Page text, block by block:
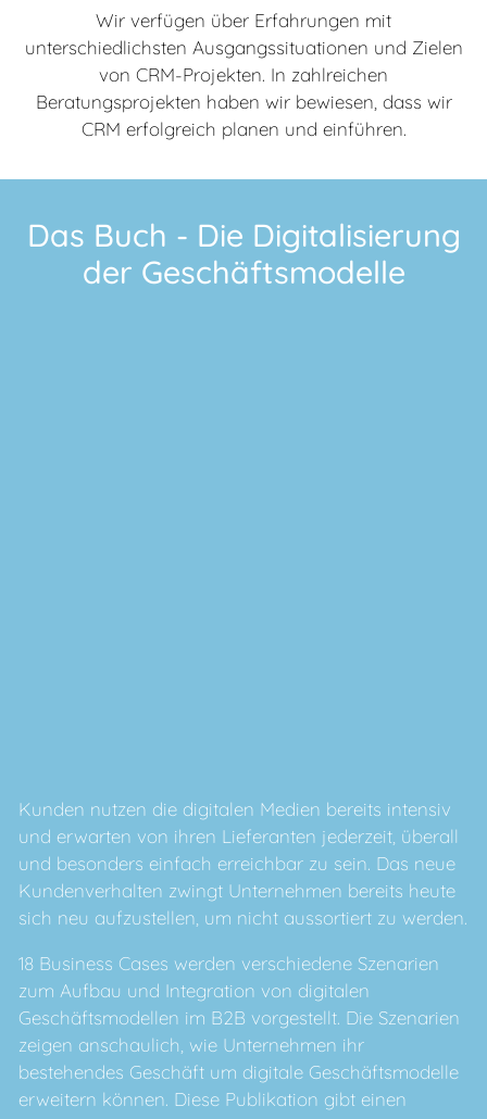
Wir verfügen über Erfahrungen mit
unterschiedlichsten Ausgangssituationen und Zielen
von CRM-Projekten. In zahlreichen
Beratungsprojekten haben wir bewiesen, dass wir
CRM erfolgreich planen und einführen.
Das Buch - Die Digitalisierung
der Geschäftsmodelle
Kunden nutzen die digitalen Medien bereits intensiv
und erwarten von ihren Lieferanten jederzeit, überall
und besonders einfach erreichbar zu sein. Das neue
Kundenverhalten zwingt Unternehmen bereits heute
sich neu aufzustellen, um nicht aussortiert zu werden.
18 Business Cases werden verschiedene Szenarien
zum Aufbau und Integration von digitalen
Geschäftsmodellen im B2B vorgestellt. Die Szenarien
zeigen anschaulich, wie Unternehmen ihr
bestehendes Geschäft um digitale Geschäftsmodelle
erweitern können. Diese Publikation gibt einen